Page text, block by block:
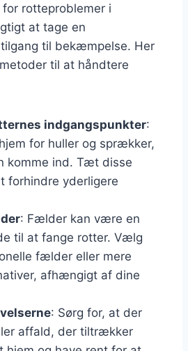
rotteproblemer i
at tage en
til bekæmpelse. Her
til at håndtere
indgangspunkter:
for huller og sprækker,
komme ind. Tæt disse
forhindre yderligere
: Fælder kan være en
til at fange rotter. Vælg
fælder eller mere
afhængigt af dine
: Sørg for, at der
affald, der tiltrækker